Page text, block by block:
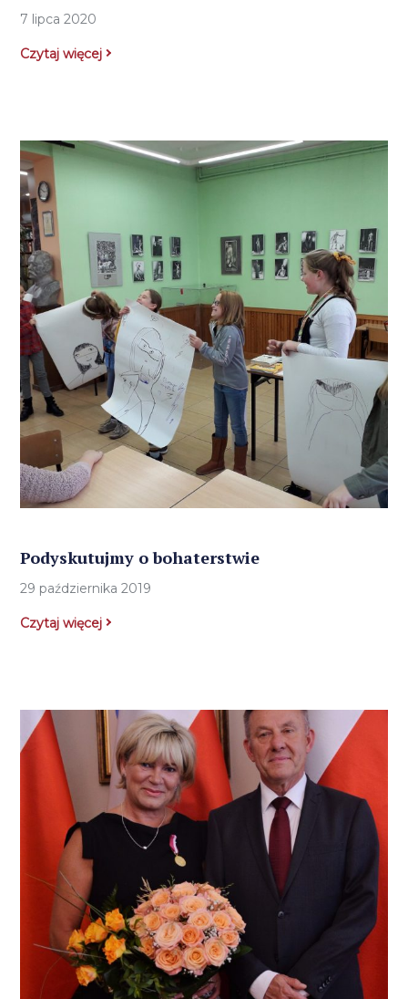
7 lipca 2020
Czytaj więcej
Podyskutujmy o bohaterstwie
29 października 2019
Czytaj więcej